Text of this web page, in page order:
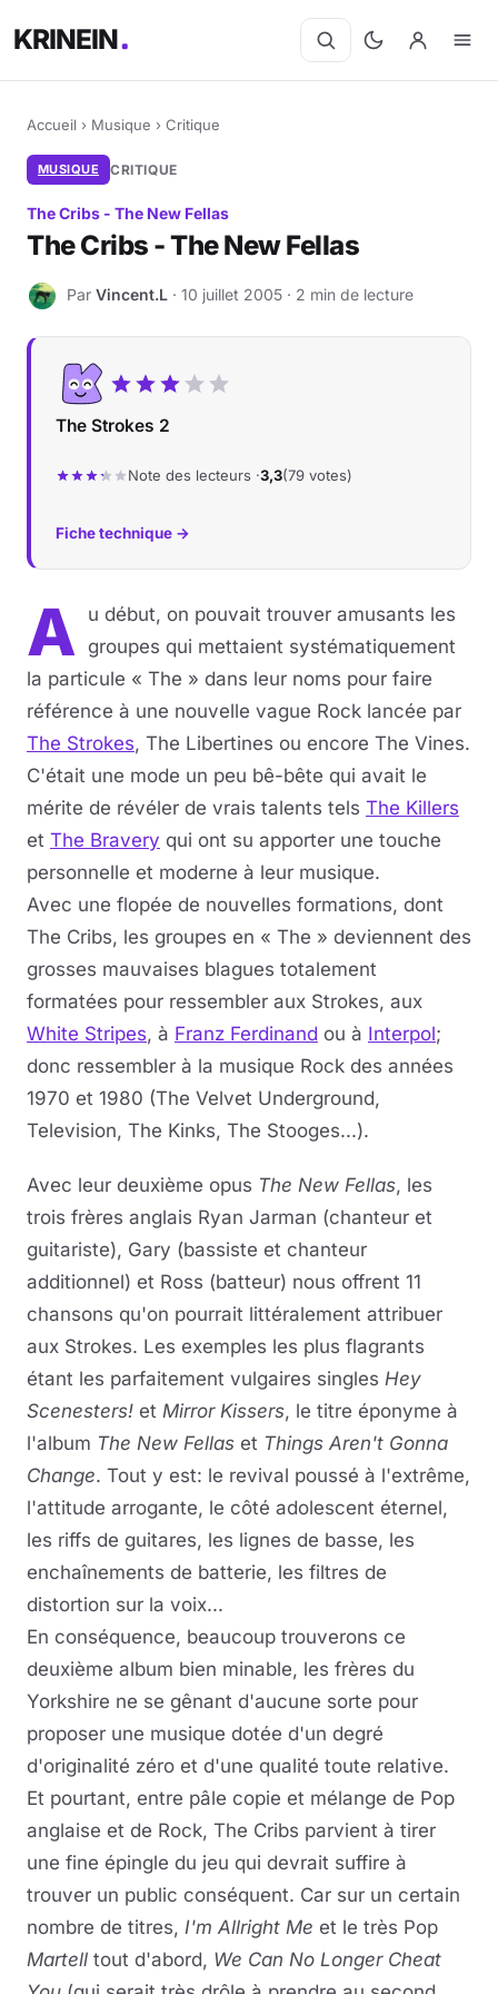
KRINEIN
Accueil › Musique › Critique
MUSIQUE CRITIQUE
The Cribs - The New Fellas
The Cribs - The New Fellas
V Par Vincent.L · 10 juillet 2005 · 2 min de lecture
The Strokes 2
Note des lecteurs ·3,3(79 votes)
Fiche technique →
A u début, on pouvait trouver amusants les
groupes qui mettaient systématiquement
la particule « The » dans leur noms pour faire
référence à une nouvelle vague Rock lancée par
The Strokes, The Libertines ou encore The Vines.
C'était une mode un peu bê-bête qui avait le
mérite de révéler de vrais talents tels The Killers
et The Bravery qui ont su apporter une touche
personnelle et moderne à leur musique.
Avec une flopée de nouvelles formations, dont
The Cribs, les groupes en « The » deviennent des
grosses mauvaises blagues totalement
formatées pour ressembler aux Strokes, aux
White Stripes, à Franz Ferdinand ou à Interpol;
donc ressembler à la musique Rock des années
1970 et 1980 (The Velvet Underground,
Television, The Kinks, The Stooges...).
Avec leur deuxième opus The New Fellas, les
trois frères anglais Ryan Jarman (chanteur et
guitariste), Gary (bassiste et chanteur
additionnel) et Ross (batteur) nous offrent 11
chansons qu'on pourrait littéralement attribuer
aux Strokes. Les exemples les plus flagrants
étant les parfaitement vulgaires singles Hey
Scenesters! et Mirror Kissers, le titre éponyme à
l'album The New Fellas et Things Aren't Gonna
Change. Tout y est: le revival poussé à l'extrême,
l'attitude arrogante, le côté adolescent éternel,
les riffs de guitares, les lignes de basse, les
enchaînements de batterie, les filtres de
distortion sur la voix...
En conséquence, beaucoup trouverons ce
deuxième album bien minable, les frères du
Yorkshire ne se gênant d'aucune sorte pour
proposer une musique dotée d'un degré
d'originalité zéro et d'une qualité toute relative.
Et pourtant, entre pâle copie et mélange de Pop
anglaise et de Rock, The Cribs parvient à tirer
une fine épingle du jeu qui devrait suffire à
trouver un public conséquent. Car sur un certain
nombre de titres, I'm Allright Me et le très Pop
Martell tout d'abord, We Can No Longer Cheat